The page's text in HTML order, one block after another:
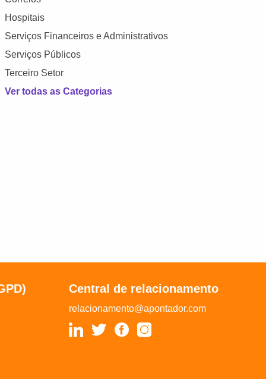
Hospitais
Serviços Financeiros e Administrativos
Serviços Públicos
Terceiro Setor
Ver todas as Categorias
Central de relacionamento
relacionamento@apontador.com